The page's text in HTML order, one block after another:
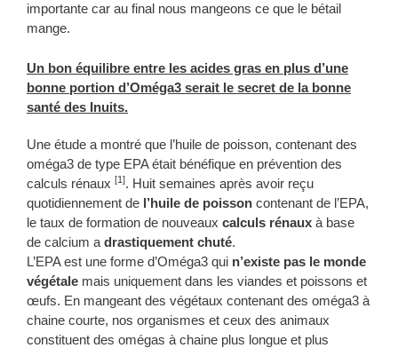
importante car au final nous mangeons ce que le bétail
mange.
Un bon équilibre entre les acides gras en plus d’une
bonne portion d’Oméga3 serait le secret de la bonne
santé des Inuits.
Une étude a montré que l’huile de poisson, contenant des
oméga3 de type EPA était bénéfique en prévention des
calculs rénaux [1]. Huit semaines après avoir reçu
quotidiennement de l’huile de poisson contenant de l’EPA,
le taux de formation de nouveaux calculs rénaux à base
de calcium a drastiquement chuté.
L’EPA est une forme d’Oméga3 qui n’existe pas le monde
végétale mais uniquement dans les viandes et poissons et
œufs. En mangeant des végétaux contenant des oméga3 à
chaine courte, nos organismes et ceux des animaux
constituent des omégas à chaine plus longue et plus